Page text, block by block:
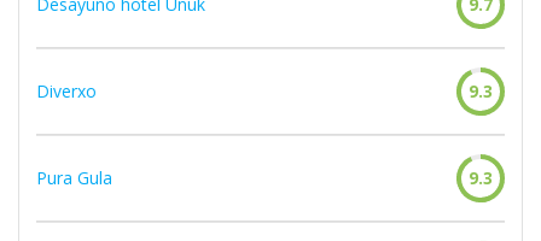
Desayuno hotel Unuk 9.7
Diverxo 9.3
Pura Gula 9.3